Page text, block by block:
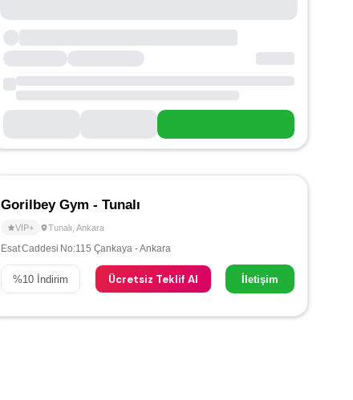
Gorilbey Gym - Tunalı
VIP+ Tunalı Ankara
Esat Caddesi No:115 Çankaya - Ankara
%10 İndirim Ücretsiz Teklif Al İletişim